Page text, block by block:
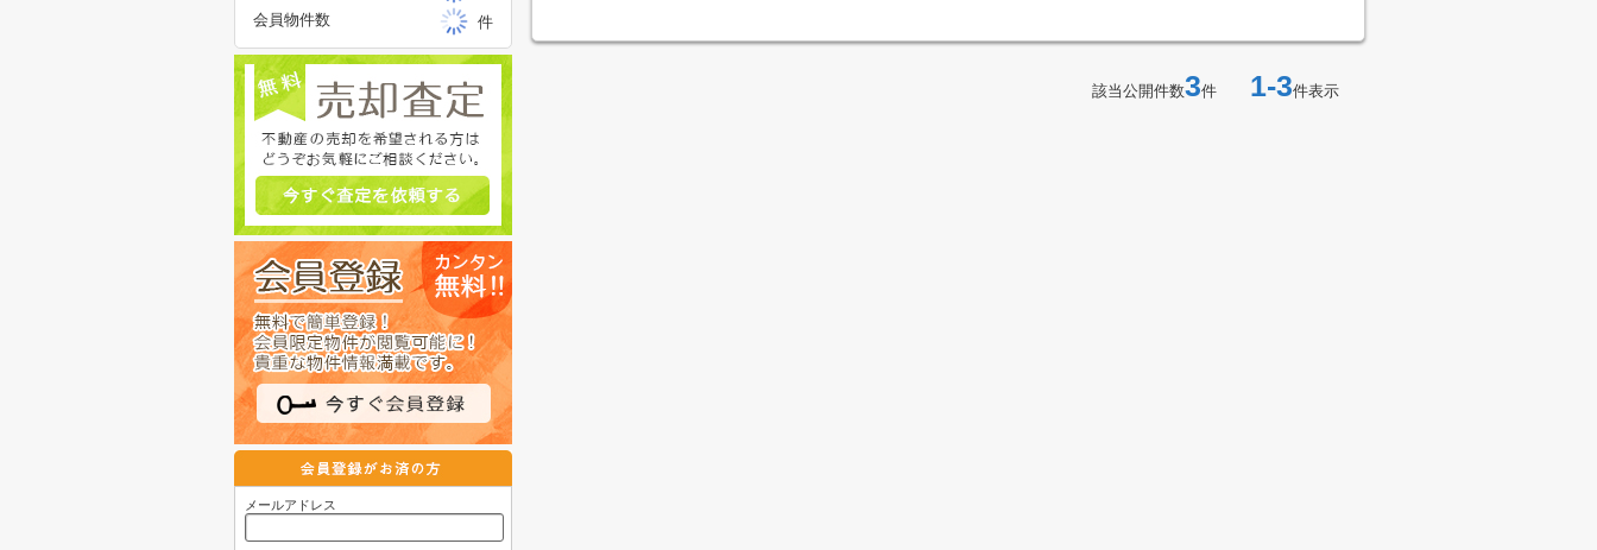
該当公開件数3件 1-3件表示
会員物件数
件
メールアドレス